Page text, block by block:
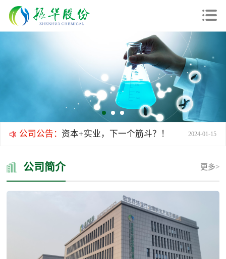
公司公告：
2026-05-07
证监会举办2025年“5·15全国投资者保护宣传日”活动 2025-05-15
陈华平副主席在2025年“5·15全国投资者保护宣传日”活动上的致辞 2025-05-15
湖北振华化学股份有限公司 2025年“三八”国际妇女节活动 2025-03-08
2024-01-09
资本+实业，下一个筋斗？！ 2024-01-15
2026年5月7日关于产品价格调整的通知 2026-05-07
公司简介 更多>